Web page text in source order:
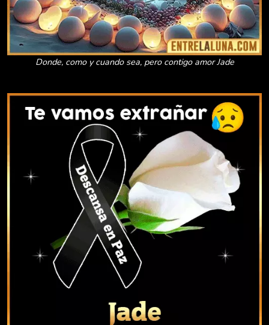
Donde, como y cuando sea, pero contigo amor Jade